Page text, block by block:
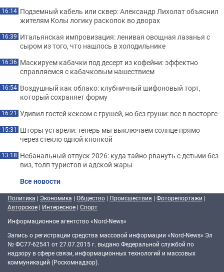
16:14 Подземный кабель или сквер: Александр Лихолат объяснил
жителям Колы логику раскопок во дворах
16:39 Итальянская импровизация: ленивая овощная лазанья с
сыром из того, что нашлось в холодильнике
16:36 Маскируем кабачки под десерт из кофейни: эффектно
справляемся с кабачковым нашествием
16:54 Воздушный как облако: клубничный шифоновый торт,
который сохраняет форму
16:21 Удивил гостей кексом с грушей, но без груши: все в восторге
15:31 Шторы устарели: теперь мы выключаем солнце прямо
через стекло одной кнопкой
13:18 Небанальный отпуск 2026: куда тайно рвануть с детьми без
виз, толп туристов и адской жары
Все новости
Политика | Экономика | Общество | Происшествия | Фоторепортажи |
Авторское | Интересное | Спорт
Информационное агентство «Nord-News»
Запись о регистрации средства массовой информации «Nord-News» Эл
№ ФС77-62541 от 27.07.2015 г. выдано Федеральной службой по
надзору в сфере связи, информационных технологий и массовых
коммуникаций (Роскомнадзор).